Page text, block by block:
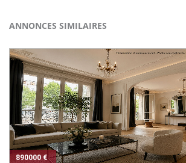
ANNONCES SIMILAIRES
890000 €